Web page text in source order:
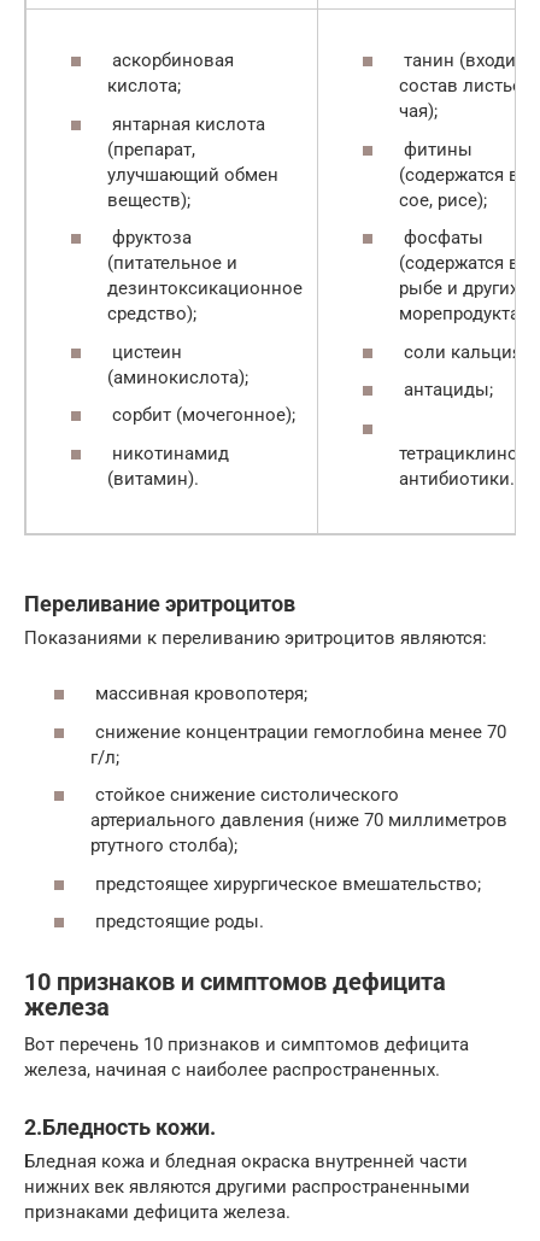
аскорбиновая
кислота;
янтарная кислота
(препарат,
улучшающий обмен
веществ);
фруктоза
(питательное и
дезинтоксикационное
средство);
цистеин
(аминокислота);
сорбит (мочегонное);
никотинамид
(витамин).
танин (входит в
состав листьев
чая);
фитины
(содержатся в
сое, рисе);
фосфаты
(содержатся в
рыбе и других
морепродуктах);
соли кальция;
антациды;
антибиотики.
Переливание эритроцитов
Показаниями к переливанию эритроцитов являются:
массивная кровопотеря;
снижение концентрации гемоглобина менее 70
г/л;
стойкое снижение систолического
артериального давления (ниже 70 миллиметров
ртутного столба);
предстоящее хирургическое вмешательство;
предстоящие роды.
10 признаков и симптомов дефицита
железа
Вот перечень 10 признаков и симптомов дефицита
железа, начиная с наиболее распространенных.
2.Бледность кожи.
Бледная кожа и бледная окраска внутренней части
нижних век являются другими распространенными
признаками дефицита железа.